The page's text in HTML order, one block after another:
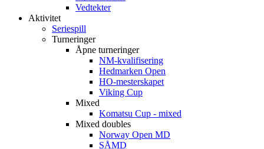
Vedtekter
Aktivitet
Seriespill
Turneringer
Åpne turneringer
NM-kvalifisering
Hedmarken Open
HO-mesterskapet
Viking Cup
Mixed
Komatsu Cup - mixed
Mixed doubles
Norway Open MD
SÅMD